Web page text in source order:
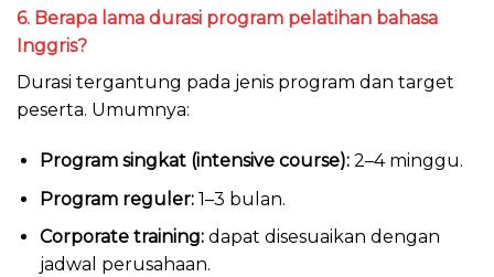
6. Berapa lama durasi program pelatihan bahasa
Inggris?
Durasi tergantung pada jenis program dan target
peserta. Umumnya:
Program singkat (intensive course):2–4 minggu.
Program reguler:1–3 bulan.
Corporate training:dapat disesuaikan dengan
jadwal perusahaan.